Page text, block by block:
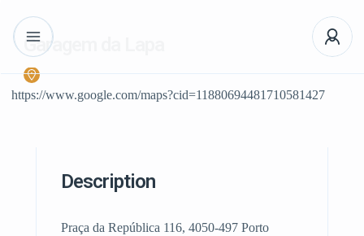
Garagem da Lapa
https://www.google.com/maps?cid=11880694481710581427
Description
Praça da República 116, 4050-497 Porto